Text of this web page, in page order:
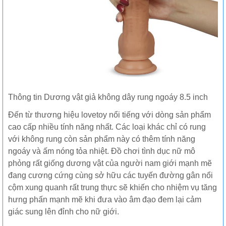
Thông tin Dương vật giả không dây rung ngoáy 8.5 inch
Đến từ thương hiệu lovetoy nổi tiếng với dòng sản phẩm
cao cấp nhiều tính năng nhất. Các loại khác chỉ có rung
với không rung còn sản phẩm này có thêm tính năng
ngoáy và ấm nóng tỏa nhiệt. Đồ chơi tình dục nữ mô
phỏng rất giống dương vật của người nam giới mạnh mẽ
đang cương cứng cùng sở hữu các tuyến đường gân nổi
cộm xung quanh rất trung thực sẽ khiến cho nhiệm vụ tăng
hưng phấn mạnh mẽ khi đưa vào âm đạo đem lại cảm
giác sung lên đỉnh cho nữ giới.